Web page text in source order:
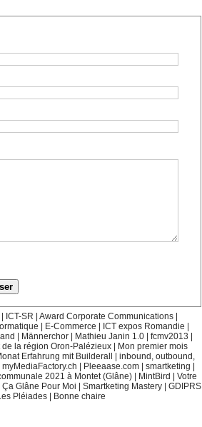
ICT-SR Award Corporate Communications
E-Commerce ICT expos Romandie
Männerchor Mathieu Janin 1.0 fcmv2013
la région Oron-Palézieux
Mon premier mois
Erfahrung mit Builderall
inbound, outbound,
myMediaFactory.ch Pleeaase.com smartketing
2021 à Montet (Glâne) MintBird
Votre
Ça Glâne Pour Moi Smartketing Mastery
GDIPRS
Pléiades Bonne chaire